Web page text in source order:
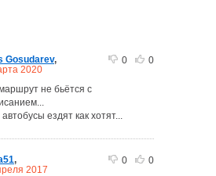
0 0
Gosudarev,
2020
не бьётся с
ездят как хотят...
0 0
,
2017